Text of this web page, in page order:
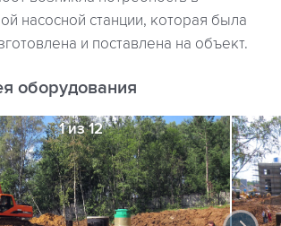
насосной станции, которая была
и поставлена на объект.
оборудования
1 из 12